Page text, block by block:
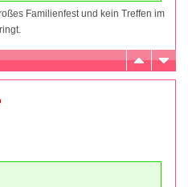
Familienfest und kein Treffen im